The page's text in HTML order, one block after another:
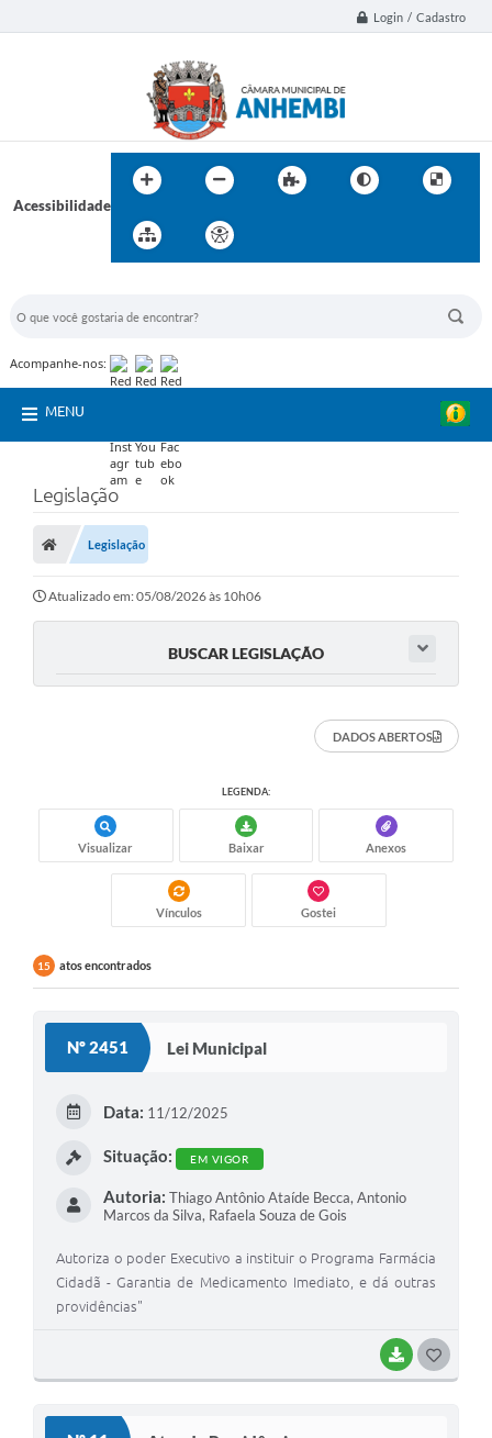
Login / Cadastro
Acessibilidade
Acompanhe-nos:
MENU
Legislação
Legislação
Atualizado em: 05/08/2026 às 10h06
BUSCAR LEGISLAÇÃO
DADOS ABERTOS
LEGENDA:
Visualizar Baixar Anexos
Vínculos Gostei
15 atos encontrados
Nº 2451 Lei Municipal
BAIXAR
Data: 11/12/2025
Situação: EM VIGOR
Autoria: Thiago Antônio Ataíde Becca, Antonio
Marcos da Silva, Rafaela Souza de Gois
Autoriza o poder Executivo a instituir o Programa Farmácia
Cidadã - Garantia de Medicamento Imediato, e dá outras
providências"